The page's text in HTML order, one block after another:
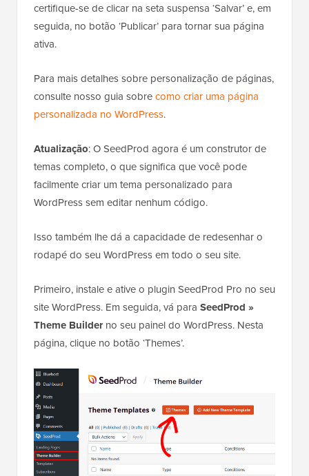
certifique-se de clicar na seta suspensa ‘Salvar’ e, em
seguida, no botão ‘Publicar’ para tornar sua página
ativa.
Para mais detalhes sobre personalização de páginas,
consulte nosso guia sobrecomo criar uma página
personalizada no WordPress.
Atualização: O SeedProd agora é um construtor de
temas completo, o que significa que você pode
facilmente criar um tema personalizado para
WordPress sem editar nenhum código.
Isso também lhe dá a capacidade de redesenhar o
rodapé do seu WordPress em todo o seu site.
Primeiro, instale e ative o plugin SeedProd Pro no seu
site WordPress. Em seguida, vá para SeedProd »
Theme Builderno seu painel do WordPress. Nesta
página, clique no botão ‘Themes’.